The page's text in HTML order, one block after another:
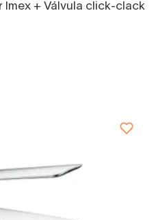
Imex + Válvula click-clack